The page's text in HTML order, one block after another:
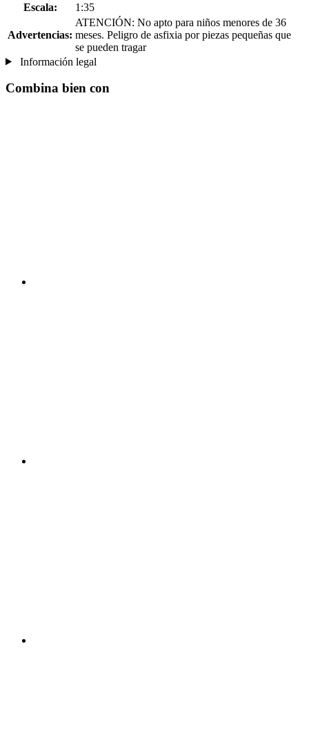
Escala:
1:35
Advertencias:
ATENCIÓN: No apto para niños menores de 36
meses. Peligro de asfixia por piezas pequeñas que
se pueden tragar
Información legal
Combina bien con